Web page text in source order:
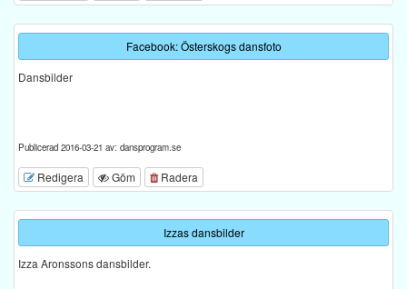
Facebook: Österskogs dansfoto
Dansbilder
Publicerad 2016-03-21 av: dansprogram.se
Redigera Göm Radera
Izzas dansbilder
Izza Aronssons dansbilder.